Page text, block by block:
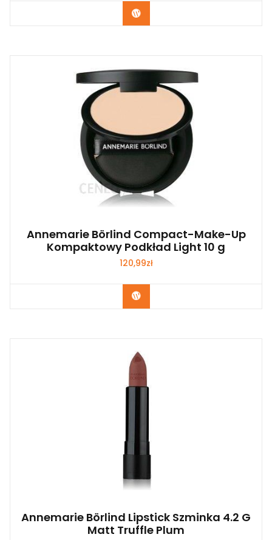
Zobacz
Annemarie Börlind Compact-Make-Up
Kompaktowy Podkład Light 10 g
120,99zł
Zobacz
Annemarie Börlind Lipstick Szminka 4.2 G
Matt Truffle Plum